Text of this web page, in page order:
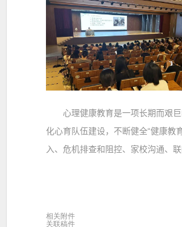
心理健康教育是一项长期而艰
化心育队伍建设，不断健全“健康教
入、危机排查和阻控、家校沟通、
相关附件
关联稿件